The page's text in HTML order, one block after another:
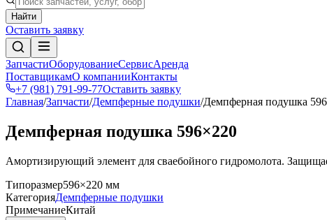
Найти
Оставить заявку
ЗапчастиОборудованиеСервисАренда
ПоставщикамО компанииКонтакты
+7 (981) 791-99-77Оставить заявку
Главная/Запчасти/Демпферные подушки/Демпферная подушка
Демпферная подушка 596×220
Амортизирующий элемент для сваебойного гидромолота.
Типоразмер596×220 мм
КатегорияДемпферные подушки
ПримечаниеКитай